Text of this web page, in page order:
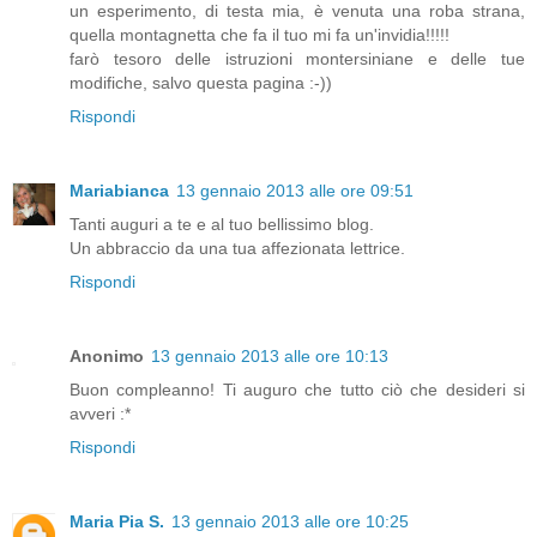
un esperimento, di testa mia, è venuta una roba strana,
quella montagnetta che fa il tuo mi fa un'invidia!!!!!
farò tesoro delle istruzioni montersiniane e delle tue
modifiche, salvo questa pagina :-))
Rispondi
Mariabianca 13 gennaio 2013 alle ore 09:51
Tanti auguri a te e al tuo bellissimo blog.
Un abbraccio da una tua affezionata lettrice.
Rispondi
Anonimo 13 gennaio 2013 alle ore 10:13
Buon compleanno! Ti auguro che tutto ciò che desideri si
avveri :*
Rispondi
Maria Pia S. 13 gennaio 2013 alle ore 10:25